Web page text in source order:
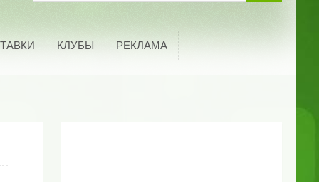
КЛУБЫ РЕКЛАМА